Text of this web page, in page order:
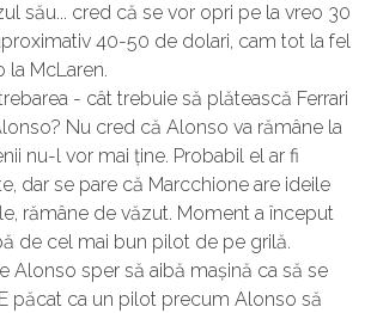
său... cred că se vor opri pe la vreo 30
40-50 de dolari, cam tot la fel
la McLaren.
- cât trebuie să plătească Ferrari
Nu cred că Alonso va rămâne la
nu-l vor mai ține. Probabil el ar fi
dar se pare că Marcchione are ideile
rămâne de văzut. Moment a început
de cel mai bun pilot de pe grilă.
Alonso sper să aibă mașină ca să se
păcat ca un pilot precum Alonso să